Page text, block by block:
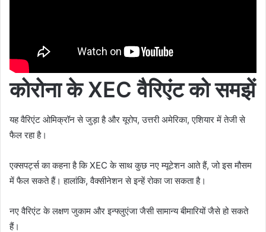
कोरोना केXECवैरिएंट को समझें
यह वैरिएंट ओमिक्रॉन से जुड़ा है और यूरोप, उत्तरी अमेरिका, एशियार में तेजी से
फैल रहा है।
एक्सपर्ट्स का कहना है कि XEC के साथ कुछ नए म्यूटेशन आते हैं, जो इस मौसम
में फैल सकते हैं। हालांकि, वैक्सीनेशन से इन्हें रोका जा सकता है।
नए वैरिएंट के लक्षण जुकाम और इन्फ्लुएंजा जैसी सामान्य बीमारियों जैसे हो सकते
हैं।